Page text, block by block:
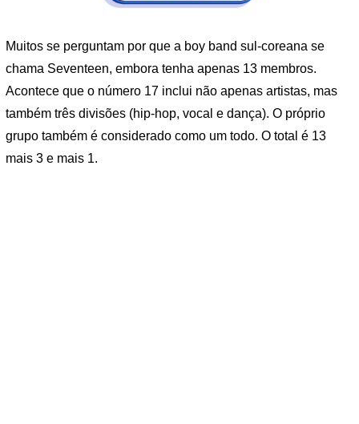
Muitos se perguntam por que a boy band sul-coreana se
chama Seventeen, embora tenha apenas 13 membros.
Acontece que o número 17 inclui não apenas artistas, mas
também três divisões (hip-hop, vocal e dança). O próprio
grupo também é considerado como um todo. O total é 13
mais 3 e mais 1.